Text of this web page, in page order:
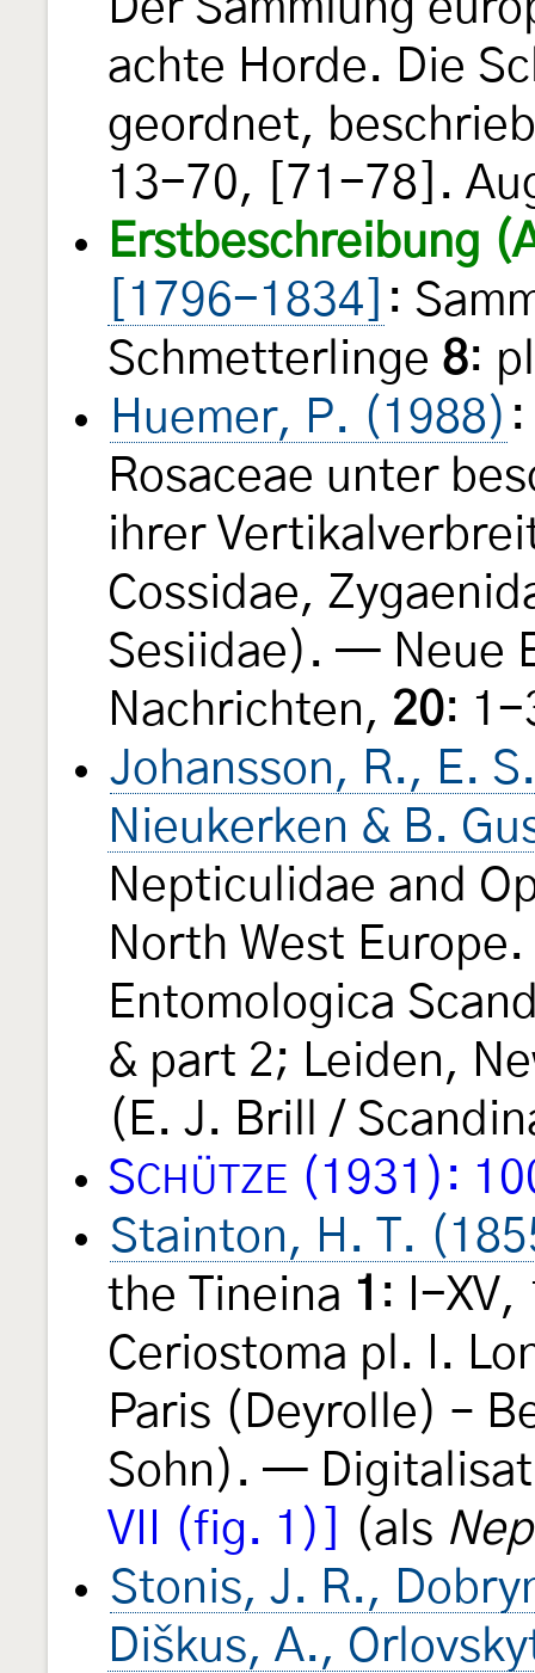
Der Sammlung
achte Horde. Die
geordnet,
13-70, [71-78].
Erstbeschreibung
[1796-1834]
:
Schmetterlinge 8:
Huemer, P. (1988)
Rosaceae unter
ihrer
Cossidae,
Sesiidae). — Neue
Nachrichten, 20:
Johansson, R., E.
Nieukerken & B.
Nepticulidae and
North West
Entomologica
& part 2; Leiden,
(E. J. Brill /
SCHÜTZE (1931):
Stainton, H. T.
the Tineina 1 : I-XV,
Ceriostoma pl. I.
Paris (Deyrolle) –
Sohn). —
VII (fig. 1)]
(als
Stonis, J. R.,
Diškus, A.,